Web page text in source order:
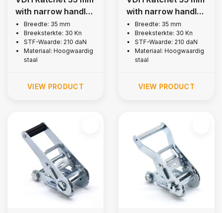
with narrow handle,
3,000 kg
Breedte: 35 mm
Breeksterkte: 30 Kn
STF-Waarde: 210 daN
Materiaal: Hoogwaardig
staal
VIEW PRODUCT
with narrow handle,
3,000 kg
Breedte: 35 mm
Breeksterkte: 30 Kn
STF-Waarde: 210 daN
Materiaal: Hoogwaardig
staal
VIEW PRODUCT